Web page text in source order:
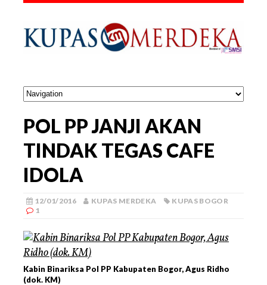
POL PP JANJI AKAN
TINDAK TEGAS CAFE
IDOLA
12/01/2016 KUPAS MERDEKA
KUPAS BOGOR
1
Kabin Binariksa Pol PP Kabupaten Bogor, Agus Ridho
(dok. KM)